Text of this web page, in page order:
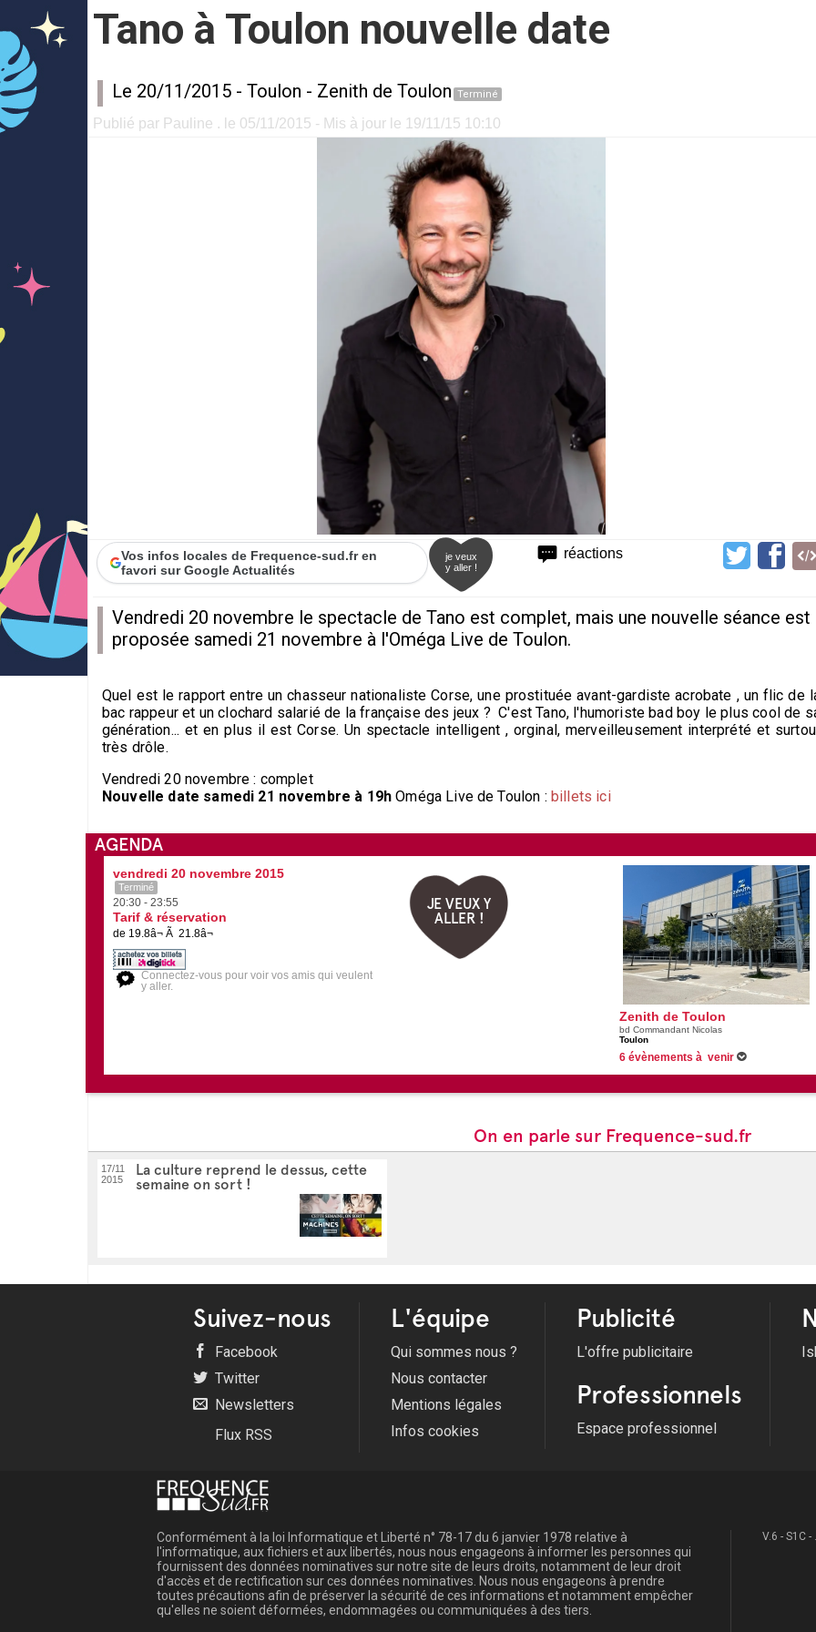
Tano à Toulon nouvelle date
Le 20/11/2015 - Toulon - Zenith de Toulon Terminé
Publié par Pauline . le 05/11/2015 - Mis à jour le 19/11/15 10:10
réactions
Vos infos locales de Frequence-sud.fr en
favori sur Google Actualités
je veux
y aller !
Vendredi 20 novembre le spectacle de Tano est complet, mais une nouvelle séance est
proposée samedi 21 novembre à l'Oméga Live de Toulon.
Quel est le rapport entre un chasseur nationaliste Corse, une prostituée avant-gardiste acrobate , un flic de
bac rappeur et un clochard salarié de la française des jeux ? C'est Tano, l'humoriste bad boy le plus cool de
génération... et en plus il est Corse. Un spectacle intelligent , orginal, merveilleusement interprété et
très drôle.
Vendredi 20 novembre : complet
Nouvelle date samedi 21 novembre à 19h Oméga Live de Toulon : billets ici
AGENDA
vendredi 20 novembre 2015
Terminé
20:30 - 23:55
Tarif & réservation
de 19.8â¬ Ã 21.8â¬
Connectez-vous pour voir vos amis qui veulent
y aller.
JE VEUX Y
ALLER !
Zenith de Toulon
bd Commandant Nicolas
Toulon
6 évènements à venir
On en parle sur Frequence-sud.fr
17/11
2015
La culture reprend le dessus, cette
semaine on sort !
Suivez-nous
Facebook
Twitter
Newsletters
Flux RSS
L'équipe
Qui sommes nous ?
Nous contacter
Mentions légales
Infos cookies
Publicité
L'offre publicitaire
Professionnels
Espace professionnel
Conformément à la loi Informatique et Liberté n° 78-17 du 6 janvier 1978 relative à
l'informatique, aux fichiers et aux libertés, nous nous engageons à informer les personnes qui
fournissent des données nominatives sur notre site de leurs droits, notamment de leur droit
d'accès et de rectification sur ces données nominatives. Nous nous engageons à prendre
toutes précautions afin de préserver la sécurité de ces informations et notamment empêcher
qu'elles ne soient déformées, endommagées ou communiquées à des tiers.
V.6 - S1C